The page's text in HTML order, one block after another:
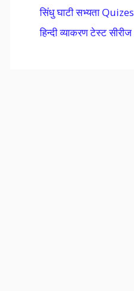
सिंधु घाटी सभ्यता Quizes
हिन्दी व्याकरण टेस्ट सीरीज